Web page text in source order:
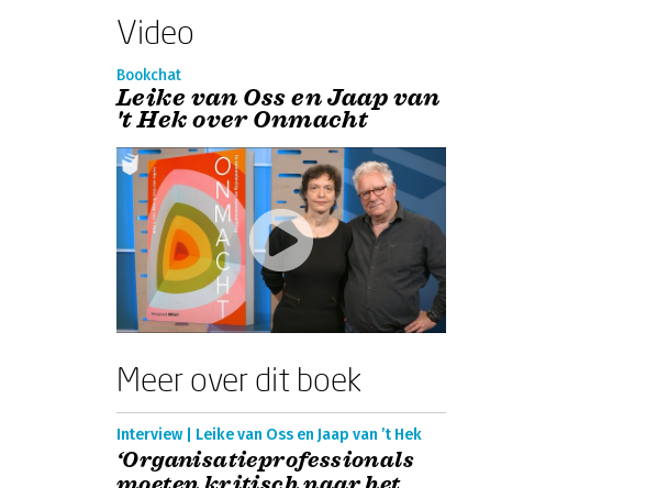
Video
Bookchat
Leike van Oss en Jaap van
't Hek over Onmacht
Meer over dit boek
Interview | Leike van Oss en Jaap van ’t Hek
‘Organisatieprofessionals